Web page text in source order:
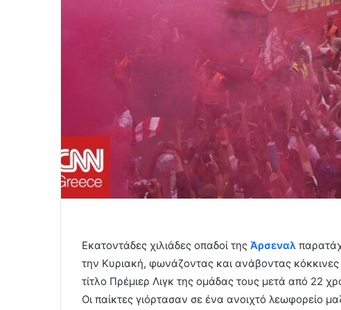
Εκατοντάδες χιλιάδες οπαδοί της Άρσεναλ
την Κυριακή, φωνάζοντας και ανάβοντας
τίτλο Πρέμιερ Λιγκ της ομάδας τους μετά από 22
Οι παίκτες γιόρτασαν σε ένα ανοιχτό λεωφορείο